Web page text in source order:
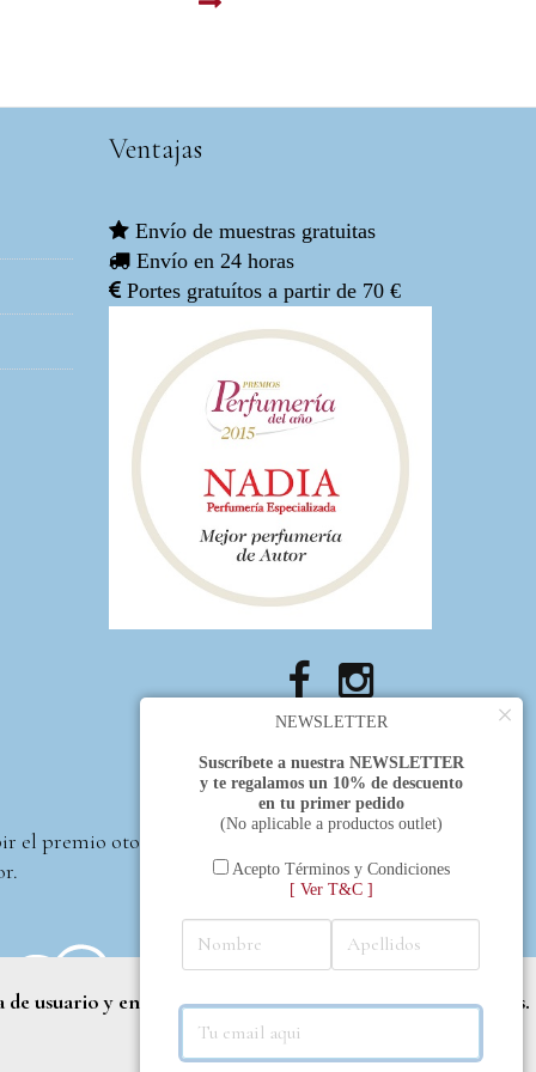
Ventajas
Envío de muestras gratuitas
Envío en 24 horas
Portes gratuítos a partir de 70 €
el premio otorgado
usuario y entregar contenido adaptado a sus necesidades.
×
NEWSLETTER
Suscríbete a nuestra NEWSLETTER
y te regalamos un 10% de descuento
en tu primer pedido
(No aplicable a productos outlet)
Acepto Términos y Condiciones
[ Ver T&C ]